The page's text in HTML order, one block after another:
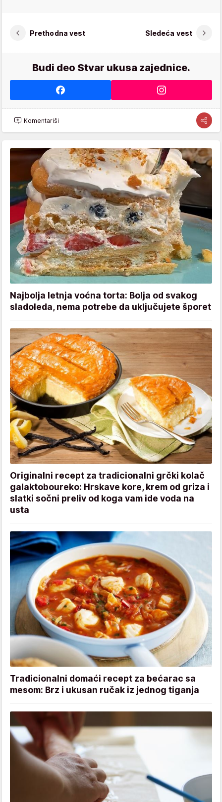
Prethodna vest Sledeća vest
Budi deo Stvar ukusa zajednice.
Komentariši
Najbolja letnja voćna torta: Bolja od svakog
sladoleda, nema potrebe da uključujete šporet
Originalni recept za tradicionalni grčki kolač
galaktoboureko: Hrskave kore, krem od griza i
slatki sočni preliv od koga vam ide voda na
usta
Tradicionalni domaći recept za bećarac sa
mesom: Brz i ukusan ručak iz jednog tiganja